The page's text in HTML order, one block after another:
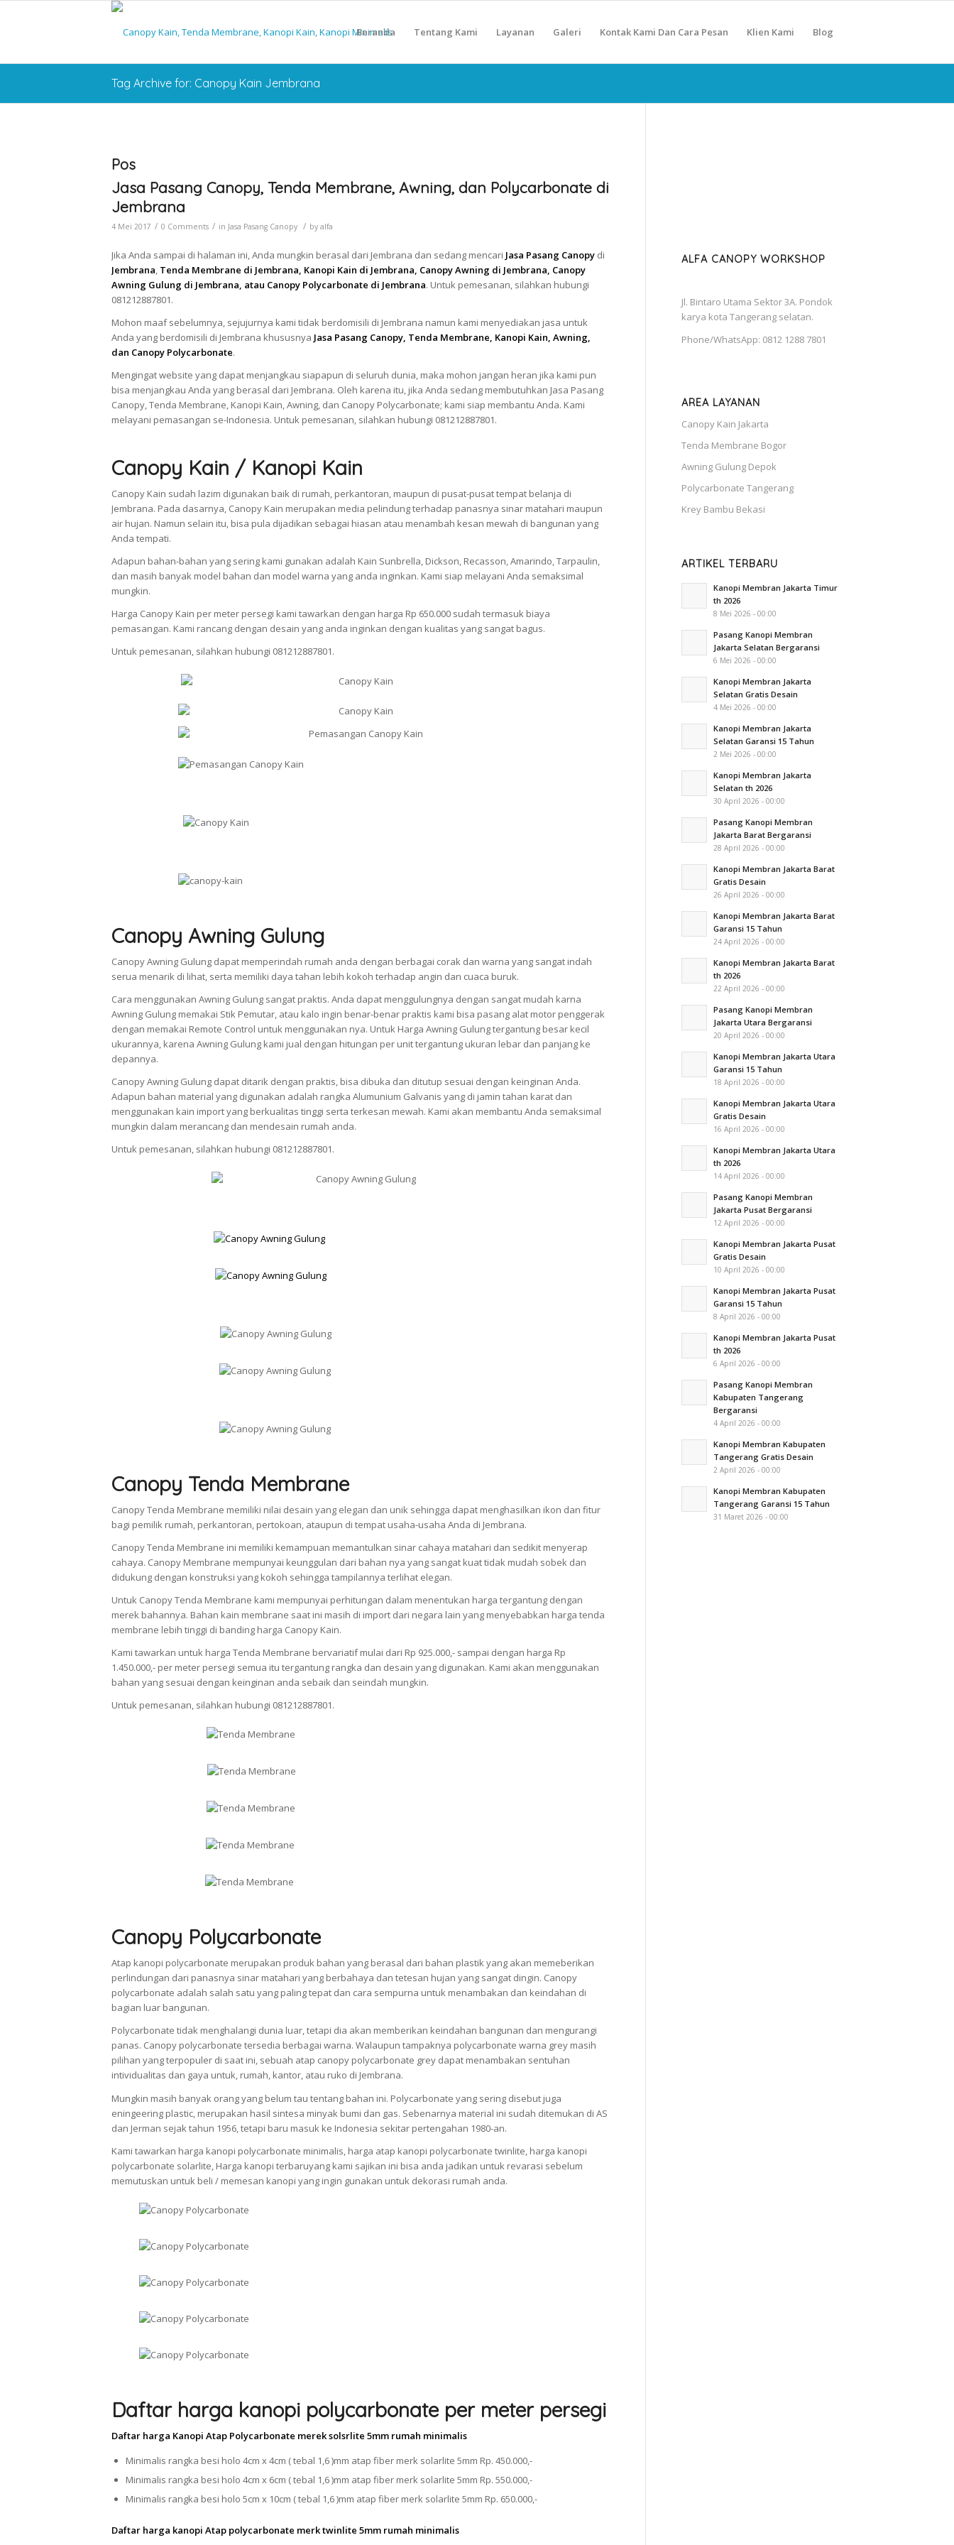
Beranda Tentang Kami Layanan Galeri Kontak Kami Dan Cara Pesan Klien Kami Blog
Tag Archive for: Canopy Kain Jembrana
Pos
Jasa Pasang Canopy, Tenda Membrane, Awning, dan Polycarbonate di
Jembrana
4 Mei 2017 / 0 Comments / in Jasa Pasang Canopy / by alfa
Jika Anda sampai di halaman ini, Anda mungkin berasal dari Jembrana dan sedang mencari Jasa Pasang Canopy di
Jembrana, Tenda Membrane di Jembrana, Kanopi Kain di Jembrana, Canopy Awning di Jembrana, Canopy
Awning Gulung di Jembrana, atau Canopy Polycarbonate di Jembrana. Untuk pemesanan, silahkan hubungi
081212887801.
Mohon maaf sebelumnya, sejujurnya kami tidak berdomisili di Jembrana namun kami menyediakan jasa untuk
Anda yang berdomisili di Jembrana khususnya Jasa Pasang Canopy, Tenda Membrane, Kanopi Kain, Awning,
dan Canopy Polycarbonate.
Mengingat website yang dapat menjangkau siapapun di seluruh dunia, maka mohon jangan heran jika kami pun
bisa menjangkau Anda yang berasal dari Jembrana. Oleh karena itu, jika Anda sedang membutuhkan Jasa Pasang
Canopy, Tenda Membrane, Kanopi Kain, Awning, dan Canopy Polycarbonate; kami siap membantu Anda. Kami
melayani pemasangan se-Indonesia. Untuk pemesanan, silahkan hubungi 081212887801.
Canopy Kain / Kanopi Kain
Canopy Kain sudah lazim digunakan baik di rumah, perkantoran, maupun di pusat-pusat tempat belanja di
Jembrana. Pada dasarnya, Canopy Kain merupakan media pelindung terhadap panasnya sinar matahari maupun
air hujan. Namun selain itu, bisa pula dijadikan sebagai hiasan atau menambah kesan mewah di bangunan yang
Anda tempati.
Adapun bahan-bahan yang sering kami gunakan adalah Kain Sunbrella, Dickson, Recasson, Amarindo, Tarpaulin,
dan masih banyak model bahan dan model warna yang anda inginkan. Kami siap melayani Anda semaksimal
mungkin.
Harga Canopy Kain per meter persegi kami tawarkan dengan harga Rp 650.000 sudah termasuk biaya
pemasangan. Kami rancang dengan desain yang anda inginkan dengan kualitas yang sangat bagus.
Untuk pemesanan, silahkan hubungi 081212887801.
Canopy Awning Gulung
Canopy Awning Gulung dapat memperindah rumah anda dengan berbagai corak dan warna yang sangat indah
serua menarik di lihat, serta memiliki daya tahan lebih kokoh terhadap angin dan cuaca buruk.
Cara menggunakan Awning Gulung sangat praktis. Anda dapat menggulungnya dengan sangat mudah karna
Awning Gulung memakai Stik Pemutar, atau kalo ingin benar-benar praktis kami bisa pasang alat motor penggerak
dengan memakai Remote Control untuk menggunakan nya. Untuk Harga Awning Gulung tergantung besar kecil
ukurannya, karena Awning Gulung kami jual dengan hitungan per unit tergantung ukuran lebar dan panjang ke
depannya.
Canopy Awning Gulung dapat ditarik dengan praktis, bisa dibuka dan ditutup sesuai dengan keinginan Anda.
Adapun bahan material yang digunakan adalah rangka Alumunium Galvanis yang di jamin tahan karat dan
menggunakan kain import yang berkualitas tinggi serta terkesan mewah. Kami akan membantu Anda semaksimal
mungkin dalam merancang dan mendesain rumah anda.
Untuk pemesanan, silahkan hubungi 081212887801.
Canopy Tenda Membrane
Canopy Tenda Membrane memiliki nilai desain yang elegan dan unik sehingga dapat menghasilkan ikon dan fitur
bagi pemilik rumah, perkantoran, pertokoan, ataupun di tempat usaha-usaha Anda di Jembrana.
Canopy Tenda Membrane ini memiliki kemampuan memantulkan sinar cahaya matahari dan sedikit menyerap
cahaya. Canopy Membrane mempunyai keunggulan dari bahan nya yang sangat kuat tidak mudah sobek dan
didukung dengan konstruksi yang kokoh sehingga tampilannya terlihat elegan.
Untuk Canopy Tenda Membrane kami mempunyai perhitungan dalam menentukan harga tergantung dengan
merek bahannya. Bahan kain membrane saat ini masih di import dari negara lain yang menyebabkan harga tenda
membrane lebih tinggi di banding harga Canopy Kain.
Kami tawarkan untuk harga Tenda Membrane bervariatif mulai dari Rp 925.000,- sampai dengan harga Rp
1.450.000,- per meter persegi semua itu tergantung rangka dan desain yang digunakan. Kami akan menggunakan
bahan yang sesuai dengan keinginan anda sebaik dan seindah mungkin.
Untuk pemesanan, silahkan hubungi 081212887801.
Canopy Polycarbonate
Atap kanopi polycarbonate merupakan produk bahan yang berasal dari bahan plastik yang akan memeberikan
perlindungan dari panasnya sinar matahari yang berbahaya dan tetesan hujan yang sangat dingin. Canopy
polycarbonate adalah salah satu yang paling tepat dan cara sempurna untuk menambakan dan keindahan di
bagian luar bangunan.
Polycarbonate tidak menghalangi dunia luar, tetapi dia akan memberikan keindahan bangunan dan mengurangi
panas. Canopy polycarbonate tersedia berbagai warna. Walaupun tampaknya polycarbonate warna grey masih
pilihan yang terpopuler di saat ini, sebuah atap canopy polycarbonate grey dapat menambakan sentuhan
intividualitas dan gaya untuk, rumah, kantor, atau ruko di Jembrana.
Mungkin masih banyak orang yang belum tau tentang bahan ini. Polycarbonate yang sering disebut juga
eningeering plastic, merupakan hasil sintesa minyak bumi dan gas. Sebenarnya material ini sudah ditemukan di AS
dan Jerman sejak tahun 1956, tetapi baru masuk ke Indonesia sekitar pertengahan 1980-an.
Kami tawarkan harga kanopi polycarbonate minimalis, harga atap kanopi polycarbonate twinlite, harga kanopi
polycarbonate solarlite, Harga kanopi terbaruyang kami sajikan ini bisa anda jadikan untuk revarasi sebelum
memutuskan untuk beli / memesan kanopi yang ingin gunakan untuk dekorasi rumah anda.
Daftar harga kanopi polycarbonate per meter persegi
Daftar harga Kanopi Atap Polycarbonate merek solsrlite 5mm rumah minimalis
Minimalis rangka besi holo 4cm x 4cm ( tebal 1,6 )mm atap fiber merk solarlite 5mm Rp. 450.000,-
Minimalis rangka besi holo 4cm x 6cm ( tebal 1,6 )mm atap fiber merk solarlite 5mm Rp. 550.000,-
Minimalis rangka besi holo 5cm x 10cm ( tebal 1,6 )mm atap fiber merk solarlite 5mm Rp. 650.000,-
Daftar harga kanopi Atap polycarbonate merk twinlite 5mm rumah minimalis
ALFA CANOPY WORKSHOP
Jl. Bintaro Utama Sektor 3A. Pondok
karya kota Tangerang selatan.
Phone/WhatsApp: 0812 1288 7801
AREA LAYANAN
Canopy Kain Jakarta
Tenda Membrane Bogor
Awning Gulung Depok
Polycarbonate Tangerang
Krey Bambu Bekasi
ARTIKEL TERBARU
Kanopi Membran Jakarta Timur
th 2026
8 Mei 2026 - 00:00
Pasang Kanopi Membran
Jakarta Selatan Bergaransi
6 Mei 2026 - 00:00
Kanopi Membran Jakarta
Selatan Gratis Desain
4 Mei 2026 - 00:00
Kanopi Membran Jakarta
Selatan Garansi 15 Tahun
2 Mei 2026 - 00:00
Kanopi Membran Jakarta
Selatan th 2026
30 April 2026 - 00:00
Pasang Kanopi Membran
Jakarta Barat Bergaransi
28 April 2026 - 00:00
Kanopi Membran Jakarta Barat
Gratis Desain
26 April 2026 - 00:00
Kanopi Membran Jakarta Barat
Garansi 15 Tahun
24 April 2026 - 00:00
Kanopi Membran Jakarta Barat
th 2026
22 April 2026 - 00:00
Pasang Kanopi Membran
Jakarta Utara Bergaransi
20 April 2026 - 00:00
Kanopi Membran Jakarta Utara
Garansi 15 Tahun
18 April 2026 - 00:00
Kanopi Membran Jakarta Utara
Gratis Desain
16 April 2026 - 00:00
Kanopi Membran Jakarta Utara
th 2026
14 April 2026 - 00:00
Pasang Kanopi Membran
Jakarta Pusat Bergaransi
12 April 2026 - 00:00
Kanopi Membran Jakarta Pusat
Gratis Desain
10 April 2026 - 00:00
Kanopi Membran Jakarta Pusat
Garansi 15 Tahun
8 April 2026 - 00:00
Kanopi Membran Jakarta Pusat
th 2026
6 April 2026 - 00:00
Pasang Kanopi Membran
Kabupaten Tangerang
Bergaransi
4 April 2026 - 00:00
Kanopi Membran Kabupaten
Tangerang Gratis Desain
2 April 2026 - 00:00
Kanopi Membran Kabupaten
Tangerang Garansi 15 Tahun
31 Maret 2026 - 00:00